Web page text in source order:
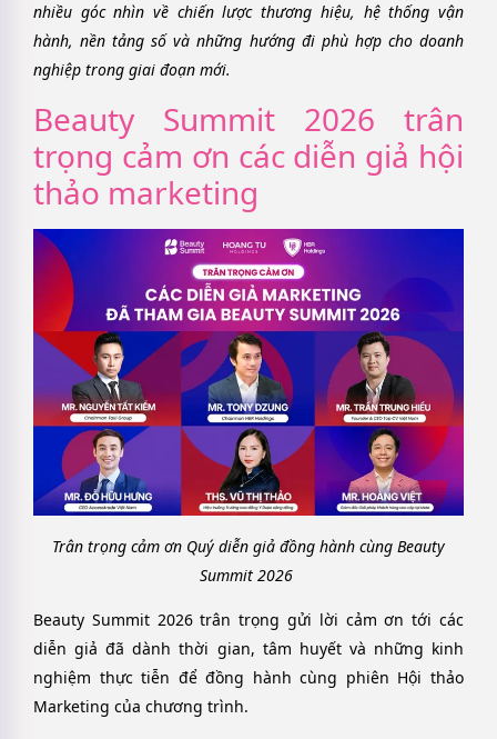
nhiều góc nhìn về chiến lược thương hiệu, hệ thống vận
hành, nền tảng số và những hướng đi phù hợp cho doanh
nghiệp trong giai đoạn mới.
Beauty Summit 2026 trân
trọng cảm ơn các diễn giả hội
thảo marketing
Trân trọng cảm ơn Quý diễn giả đồng hành cùng Beauty
Summit 2026
Beauty Summit 2026 trân trọng gửi lời cảm ơn tới các
diễn giả đã dành thời gian, tâm huyết và những kinh
nghiệm thực tiễn để đồng hành cùng phiên Hội thảo
Marketing của chương trình.